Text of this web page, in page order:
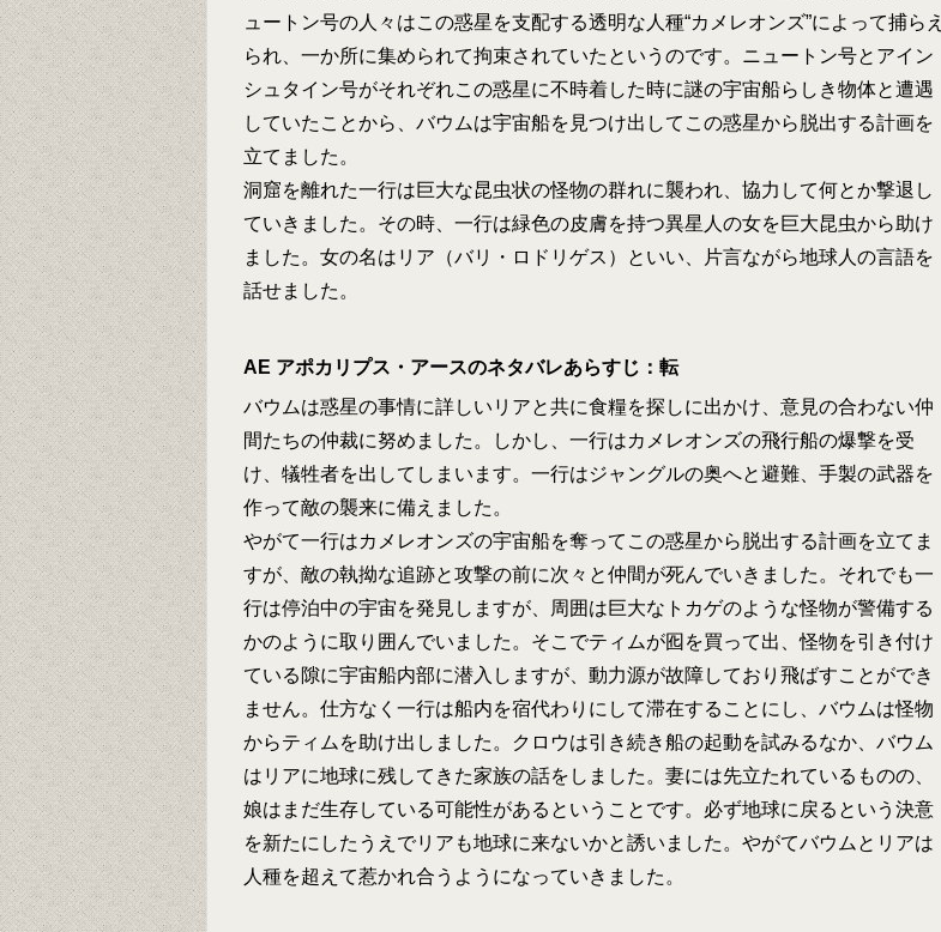
ュートン号の人々はこの惑星を支配する透明な人種“カメレオンズ”によって捕らえ
られ、一か所に集められて拘束されていたというのです。ニュートン号とアイン
シュタイン号がそれぞれこの惑星に不時着した時に謎の宇宙船らしき物体と遭遇
していたことから、バウムは宇宙船を見つけ出してこの惑星から脱出する計画を
立てました。
洞窟を離れた一行は巨大な昆虫状の怪物の群れに襲われ、協力して何とか撃退し
ていきました。その時、一行は緑色の皮膚を持つ異星人の女を巨大昆虫から助け
ました。女の名はリア（バリ・ロドリゲス）といい、片言ながら地球人の言語を
話せました。
AE アポカリプス・アースのネタバレあらすじ：転
バウムは惑星の事情に詳しいリアと共に食糧を探しに出かけ、意見の合わない仲
間たちの仲裁に努めました。しかし、一行はカメレオンズの飛行船の爆撃を受
け、犠牲者を出してしまいます。一行はジャングルの奥へと避難、手製の武器を
作って敵の襲来に備えました。
やがて一行はカメレオンズの宇宙船を奪ってこの惑星から脱出する計画を立てま
すが、敵の執拗な追跡と攻撃の前に次々と仲間が死んでいきました。それでも一
行は停泊中の宇宙を発見しますが、周囲は巨大なトカゲのような怪物が警備する
かのように取り囲んでいました。そこでティムが囮を買って出、怪物を引き付け
ている隙に宇宙船内部に潜入しますが、動力源が故障しており飛ばすことができ
ません。仕方なく一行は船内を宿代わりにして滞在することにし、バウムは怪物
からティムを助け出しました。クロウは引き続き船の起動を試みるなか、バウム
はリアに地球に残してきた家族の話をしました。妻には先立たれているものの、
娘はまだ生存している可能性があるということです。必ず地球に戻るという決意
を新たにしたうえでリアも地球に来ないかと誘いました。やがてバウムとリアは
人種を超えて惹かれ合うようになっていきました。